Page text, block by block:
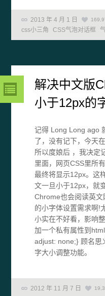
2013 年 4 月 1 日
css小三角
CSS气泡对话框
解决中文版
小于12px的
记得 Long Long ago
了，没有记下，今天
所以度娘后 ，我决定
里面，网页CSS里所
最终将显示12px。这
文一旦小于12px，就
Chrome也会阅读英
的小字体设置需求啊!
小实在不好看，影响
加一个私有属性到
adjust: none;} 顾名思
字大小调整功能。
2012 年 11 月 7 日